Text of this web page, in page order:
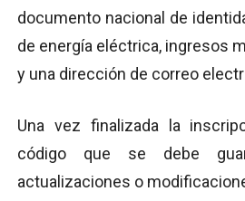
documento nacional de
de energía eléctrica, ingresos
y una dirección de correo
Una vez finalizada la
código que se debe
actualizaciones o